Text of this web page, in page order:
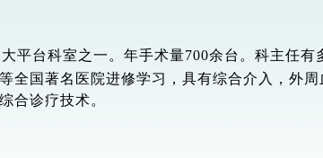
平台科室之一。年手术量700余台。科主任有
全国著名医院进修学习，具有综合介入，外
合诊疗技术。